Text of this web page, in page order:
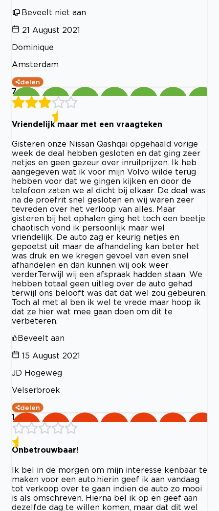
Beveelt niet aan
21 August 2021
Dominique
Amsterdam
delen
7
Vriendelijk maar met een vraagteken
Gisteren onze Nissan Qashqai opgehaald vorige
week de deal hebben gesloten en dat ging zeer
netjes en geen gezeur over inruilprijzen. Ik heb
aangegeven wat ik voor mijn Volvo wilde terug
hebben voor dat we gingen kijken en door de
telefoon zaten we al dicht bij elkaar. De deal was
na de proefrit snel gesloten en wij waren zeer
tevreden over het verloop van alles. Maar
gisteren bij het ophalen ging het toch een beetje
chaotisch vond ik persoonlijk maar wel
vriendelijk. De auto zag er keurig netjes en
gepoetst uit maar de afhandeling kan beter het
was druk en we kregen gevoel van even snel
afhandelen en dan kunnen wij ook weer
verder.Terwijl wij een afspraak hadden staan. We
hebben totaal geen uitleg over de auto gehad
terwijl ons belooft was dat dat wel zou gebeuren.
Toch al met al ben ik wel te vrede maar hoop ik
dat ze hier wat mee gaan doen om dit te
verbeteren.
Beveelt aan
15 August 2021
JD Hogeweg
Velserbroek
delen
1
Onbetrouwbaar!
Ik bel in de morgen om mijn interesse kenbaar te
maken voor een auto.hierin geef ik aan vandaag
tot verkoop over te gaan indien de auto zo mooi
is als omschreven. Hierna bel ik op en geef aan
dezelfde dag te willen komen, maar dat dit wel